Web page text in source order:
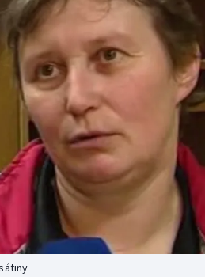
Moderní pětiboj
Motorsport
Olympijské hry
Parasport
Plavání
Plážový volejbal